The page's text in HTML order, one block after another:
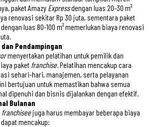
paket Amazy Expressdengan luas 20-30 m²
renovasi sekitar Rp 30 juta, sementara paket
luas 80-100 m² memerlukan biaya renovasi
Pendampingan
menyertakan pelatihan untuk pemilik dan
paket franchise. Pelatihan mencakup cara
sehari-hari, manajemen, serta pelayanan
bertujuan untuk memastikan bahwa semua
dipenuhi dan bisnis dijalankan dengan efektif.
Bulanan
franchiseejuga harus membayar beberapa biaya
mencakup: